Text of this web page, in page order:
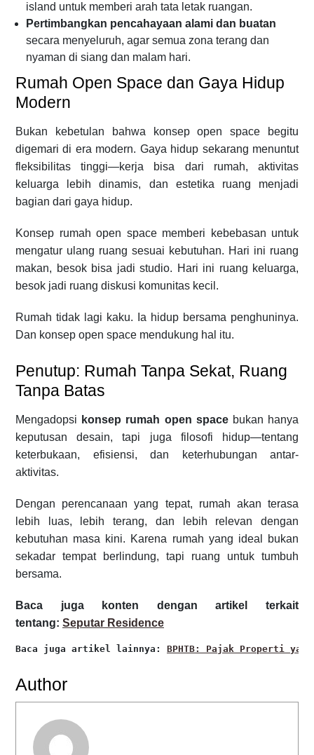
island untuk memberi arah tata letak ruangan.
Pertimbangkan pencahayaan alami dan buatan
secara menyeluruh, agar semua zona terang dan
nyaman di siang dan malam hari.
Rumah Open Space dan Gaya Hidup
Modern
Bukan kebetulan bahwa konsep open space begitu
digemari di era modern. Gaya hidup sekarang menuntut
fleksibilitas tinggi—kerja bisa dari rumah, aktivitas
keluarga lebih dinamis, dan estetika ruang menjadi
bagian dari gaya hidup.
Konsep rumah open space memberi kebebasan untuk
mengatur ulang ruang sesuai kebutuhan. Hari ini ruang
makan, besok bisa jadi studio. Hari ini ruang keluarga,
besok jadi ruang diskusi komunitas kecil.
Rumah tidak lagi kaku. Ia hidup bersama penghuninya.
Dan konsep open space mendukung hal itu.
Penutup: Rumah Tanpa Sekat, Ruang
Tanpa Batas
Mengadopsi konsep rumah open spacebukan hanya
keputusan desain, tapi juga filosofi hidup—tentang
keterbukaan, efisiensi, dan keterhubungan antar-
aktivitas.
Dengan perencanaan yang tepat, rumah akan terasa
lebih luas, lebih terang, dan lebih relevan dengan
kebutuhan masa kini. Karena rumah yang ideal bukan
sekadar tempat berlindung, tapi ruang untuk tumbuh
bersama.
Baca juga konten dengan artikel terkait
tentang: Seputar Residence
Baca juga artikel lainnya: BPHTB: Pajak Properti
Author